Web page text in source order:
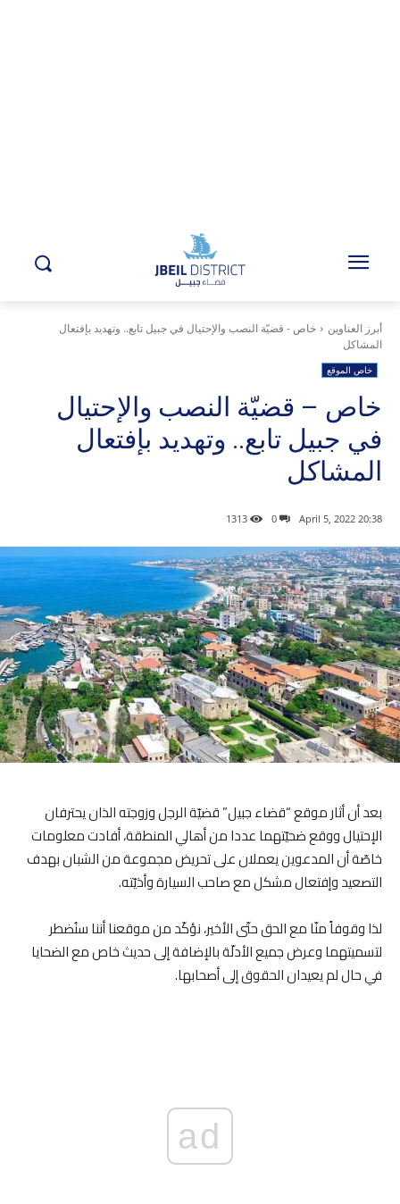
أبرز العناوين
خاص - قضيّة النصب والإحتيال في جبيل تابع.. وتهديد بإفتعال
المشاكل
خاص الموقع
خاص – قضيّة النصب والإحتيال
في جبيل تابع.. وتهديد بإفتعال
المشاكل
20:38 2022 ,April 5
0
1313
بعد أن أثار موقع “قضاء جبيل” قضيّة الرجل وزوجته الذان يحترفان
الإحتيال ووقع ضحيّتهما عددا من أهالي المنطقة، أفادت معلومات
خاصّة أن المدعوين يعملان على تحريض مجموعة من الشبان بهدف
التصعيد وإفتعال مشكل مع صاحب السيارة وأذيّته.
لذا وقوفاً منّا مع الحق حتّى الأخير، نؤكّد من موقعنا أننا سنُضطر
لتسميتهما وعرض جميع الأدلّة بالإضافة إلى حديث خاص مع الضحايا
في حال لم يعيدان الحقوق إلى أصحابها.
ad